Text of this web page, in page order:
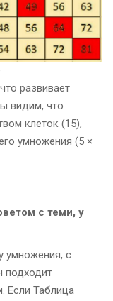
развивает
видим, что
клеток (15),
умножения (5 ×
с теми, у
умножения, с
Если Таблица